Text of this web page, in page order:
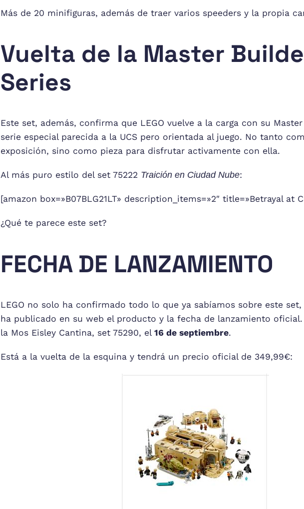
Más de 20 minifiguras, además de traer varios speeders y la propia
Vuelta de la Master
Series
Este set, además, confirma que LEGO vuelve a la carga con su
serie especial parecida a la UCS pero orientada al juego. No tanto
exposición, sino como pieza para disfrutar activamente con ella.
Al más puro estilo del set 75222 Traición en Ciudad Nube:
[amazon box=»B07BLG21LT» description_items=»2″ title=»Betrayal at
¿Qué te parece este set?
FECHA DE LANZAMIENTO
LEGO no solo ha confirmado todo lo que ya sabíamos sobre este
ha publicado en su web el producto y la fecha de lanzamiento
la Mos Eisley Cantina, set 75290, el 16 de septiembre.
Está a la vuelta de la esquina y tendrá un precio oficial de 349,99€: